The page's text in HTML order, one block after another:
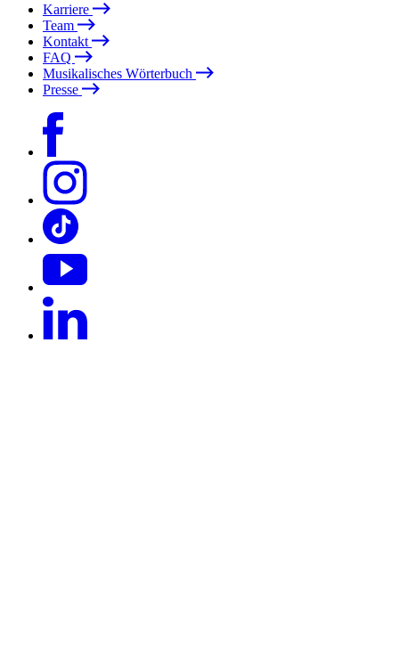
Karriere
Team
Kontakt
FAQ
Musikalisches Wörterbuch
Presse